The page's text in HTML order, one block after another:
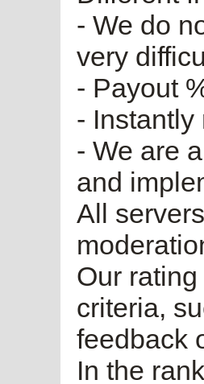
- We do
very
- Payout
- Instantly
- We are
and
All
Our
criteria,
feedback
In the